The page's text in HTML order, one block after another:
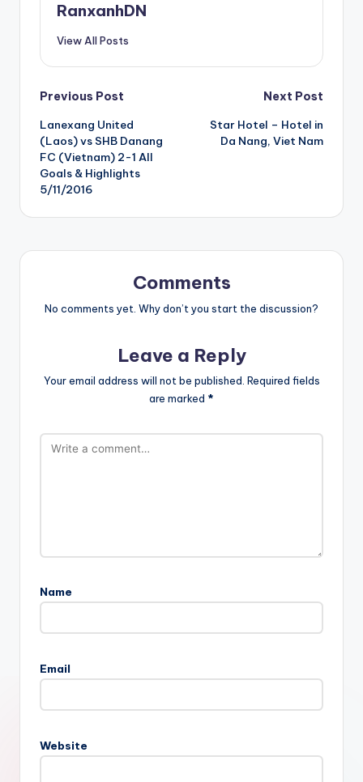
RanxanhDN
View All Posts
Post
navigation
Previous Post
Lanexang United
(Laos) vs SHB Danang
FC (Vietnam) 2-1 All
Goals & Highlights
5/11/2016
Next Post
Star Hotel – Hotel in
Da Nang, Viet Nam
Comments
No comments yet. Why don’t you start the discussion?
Leave a Reply
Your email address will not be published. Required fields
are marked *
Name
Email
Website